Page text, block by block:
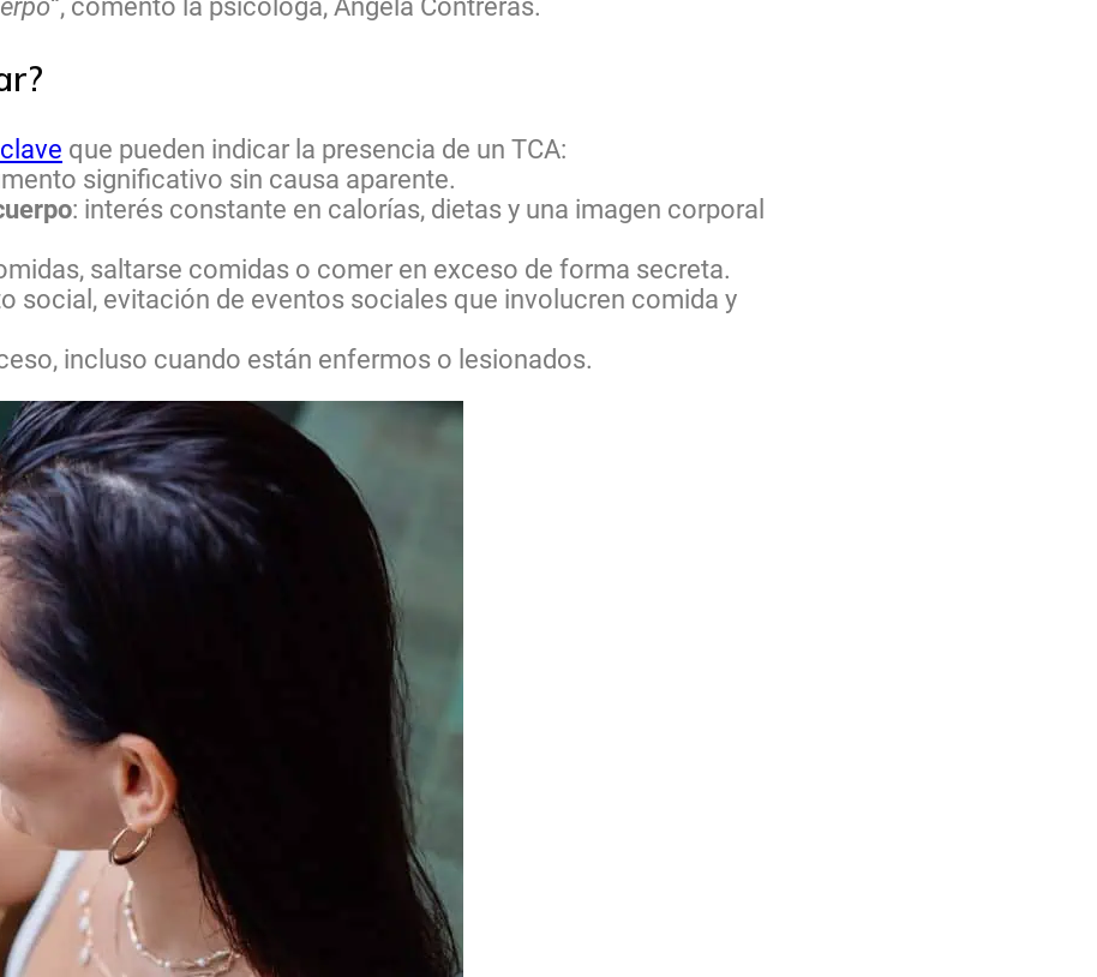
“, comentó la psicóloga, Ángela Contreras.
que pueden indicar la presencia de un TCA:
significativo sin causa aparente.
: interés constante en calorías, dietas y una imagen corporal
saltarse comidas o comer en exceso de forma secreta.
social, evitación de eventos sociales que involucren comida y
incluso cuando están enfermos o lesionados.